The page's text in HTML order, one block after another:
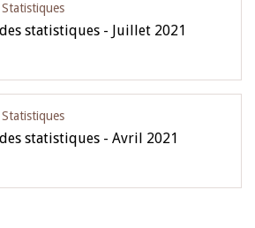
statistiques - Juillet 2021
statistiques - Avril 2021